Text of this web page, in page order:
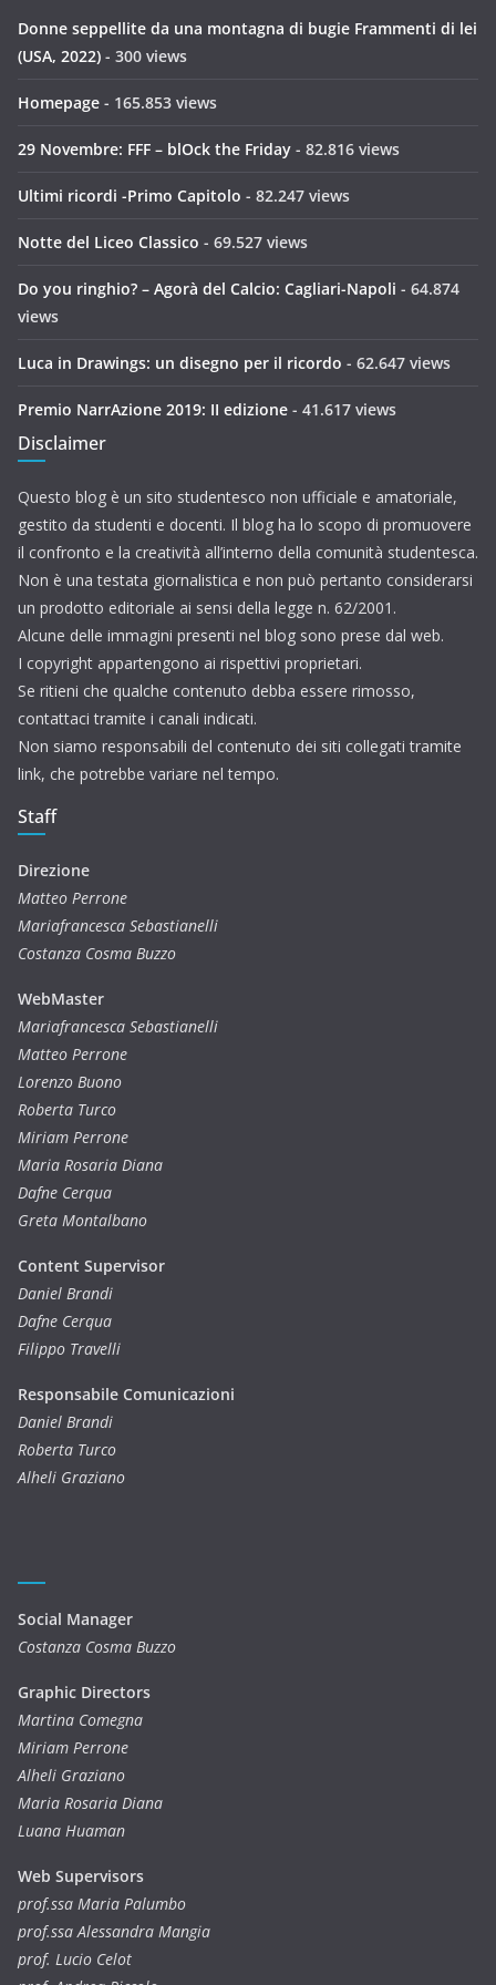
Donne seppellite da una montagna di bugie Frammenti di lei
(USA, 2022) - 300 views
Homepage - 165.853 views
29 Novembre: FFF – blOck the Friday - 82.816 views
Ultimi ricordi -Primo Capitolo - 82.247 views
Notte del Liceo Classico - 69.527 views
Do you ringhio? – Agorà del Calcio: Cagliari-Napoli - 64.874
views
Luca in Drawings: un disegno per il ricordo - 62.647 views
Premio NarrAzione 2019: II edizione - 41.617 views
Disclaimer
Questo blog è un sito studentesco non ufficiale e amatoriale,
gestito da studenti e docenti. Il blog ha lo scopo di promuovere
il confronto e la creatività all’interno della comunità studentesca.
Non è una testata giornalistica e non può pertanto considerarsi
un prodotto editoriale ai sensi della legge n. 62/2001.
Alcune delle immagini presenti nel blog sono prese dal web.
I copyright appartengono ai rispettivi proprietari.
Se ritieni che qualche contenuto debba essere rimosso,
contattaci tramite i canali indicati.
Non siamo responsabili del contenuto dei siti collegati tramite
link, che potrebbe variare nel tempo.
Staff
Direzione
Matteo Perrone
Mariafrancesca Sebastianelli
Costanza Cosma Buzzo
WebMaster
Mariafrancesca Sebastianelli
Matteo Perrone
Lorenzo Buono
Roberta Turco
Miriam Perrone
Maria Rosaria Diana
Dafne Cerqua
Greta Montalbano
Content Supervisor
Daniel Brandi
Dafne Cerqua
Filippo Travelli
Responsabile Comunicazioni
Daniel Brandi
Roberta Turco
Alheli Graziano
Social Manager
Costanza Cosma Buzzo
Graphic Directors
Martina Comegna
Miriam Perrone
Alheli Graziano
Maria Rosaria Diana
Luana Huaman
Web Supervisors
prof.ssa Maria Palumbo
prof.ssa Alessandra Mangia
prof. Lucio Celot